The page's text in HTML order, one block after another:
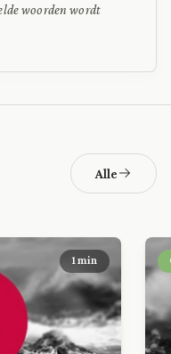
woorden wordt
Alle
1 min